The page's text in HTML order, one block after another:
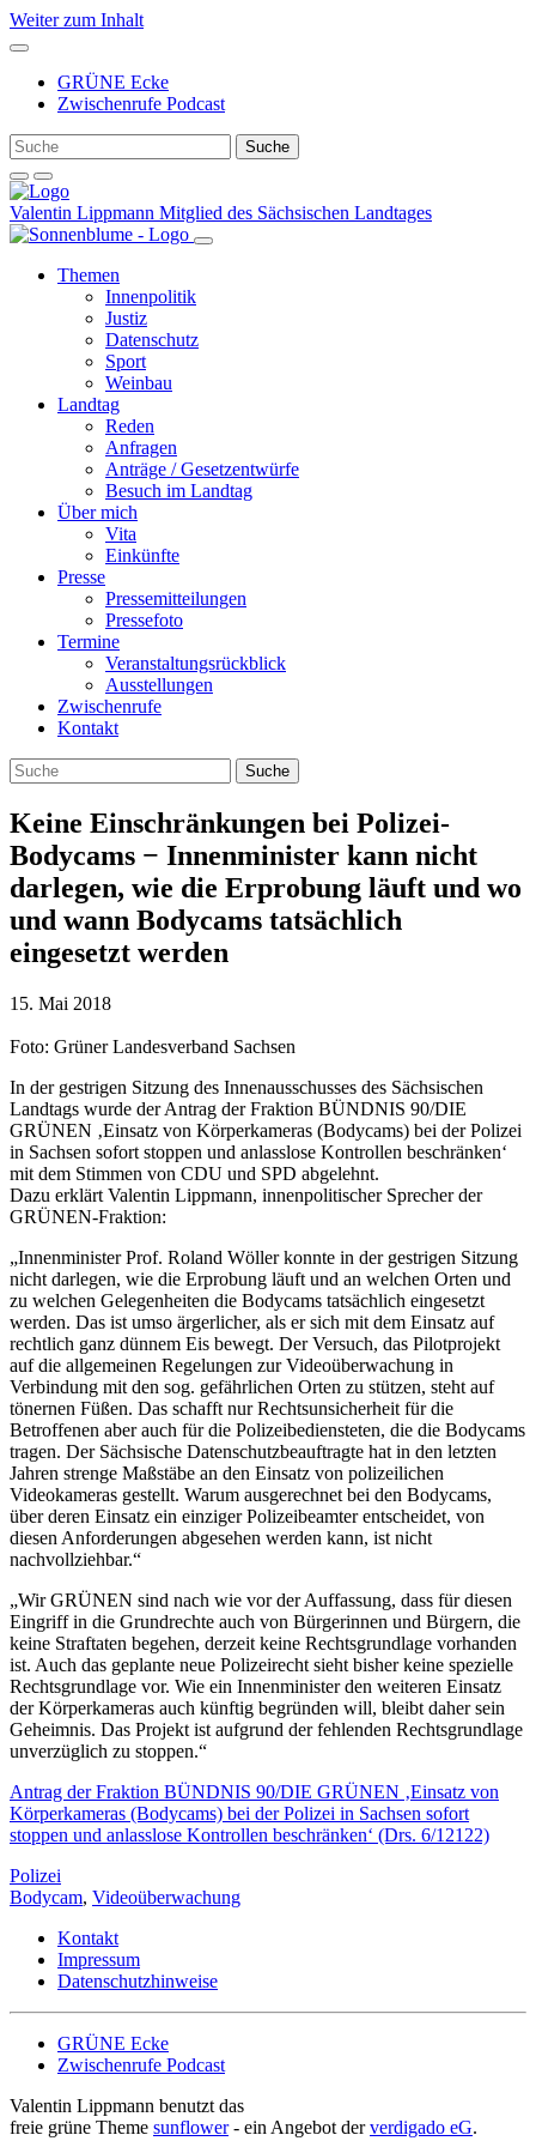
Weiter zum Inhalt
GRÜNE Ecke
Zwischenrufe Podcast
Valentin Lippmann Mitglied des Sächsischen Landtages
Themen
Innenpolitik
Justiz
Datenschutz
Sport
Weinbau
Landtag
Reden
Anfragen
Anträge / Gesetzentwürfe
Besuch im Landtag
Über mich
Vita
Einkünfte
Presse
Pressemitteilungen
Pressefoto
Termine
Veranstaltungsrückblick
Ausstellungen
Zwischenrufe
Kontakt
Keine Einschränkungen bei Polizei-
Bodycams − Innenminister kann nicht
darlegen, wie die Erprobung läuft und wo
und wann Bodycams tatsächlich
eingesetzt werden
15. Mai 2018
Foto: Grüner Landesverband Sachsen
In der gestrigen Sitzung des Innenausschusses des Sächsischen
Landtags wurde der Antrag der Fraktion BÜNDNIS 90/DIE
GRÜNEN ‚Einsatz von Körperkameras (Bodycams) bei der Polizei
in Sachsen sofort stoppen und anlasslose Kontrollen beschränken‘
mit dem Stimmen von CDU und SPD abgelehnt.
Dazu erklärt Valentin Lippmann, innenpolitischer Sprecher der
GRÜNEN-Fraktion:
„Innenminister Prof. Roland Wöller konnte in der gestrigen Sitzung
nicht darlegen, wie die Erprobung läuft und an welchen Orten und
zu welchen Gelegenheiten die Bodycams tatsächlich eingesetzt
werden. Das ist umso ärgerlicher, als er sich mit dem Einsatz auf
rechtlich ganz dünnem Eis bewegt. Der Versuch, das Pilotprojekt
auf die allgemeinen Regelungen zur Videoüberwachung in
Verbindung mit den sog. gefährlichen Orten zu stützen, steht auf
tönernen Füßen. Das schafft nur Rechtsunsicherheit für die
Betroffenen aber auch für die Polizeibediensteten, die die Bodycams
tragen. Der Sächsische Datenschutzbeauftragte hat in den letzten
Jahren strenge Maßstäbe an den Einsatz von polizeilichen
Videokameras gestellt. Warum ausgerechnet bei den Bodycams,
über deren Einsatz ein einziger Polizeibeamter entscheidet, von
diesen Anforderungen abgesehen werden kann, ist nicht
nachvollziehbar.“
„Wir GRÜNEN sind nach wie vor der Auffassung, dass für diesen
Eingriff in die Grundrechte auch von Bürgerinnen und Bürgern, die
keine Straftaten begehen, derzeit keine Rechtsgrundlage vorhanden
ist. Auch das geplante neue Polizeirecht sieht bisher keine spezielle
Rechtsgrundlage vor. Wie ein Innenminister den weiteren Einsatz
der Körperkameras auch künftig begründen will, bleibt daher sein
Geheimnis. Das Projekt ist aufgrund der fehlenden Rechtsgrundlage
unverzüglich zu stoppen.“
Antrag der Fraktion BÜNDNIS 90/DIE GRÜNEN ‚Einsatz von
Körperkameras (Bodycams) bei der Polizei in Sachsen sofort
stoppen und anlasslose Kontrollen beschränken‘ (Drs. 6/12122)
Polizei
Bodycam, Videoüberwachung
Kontakt
Impressum
Datenschutzhinweise
GRÜNE Ecke
Zwischenrufe Podcast
Valentin Lippmann benutzt das
freie grüne Theme sunflower‐ ein Angebot derverdigado eG.